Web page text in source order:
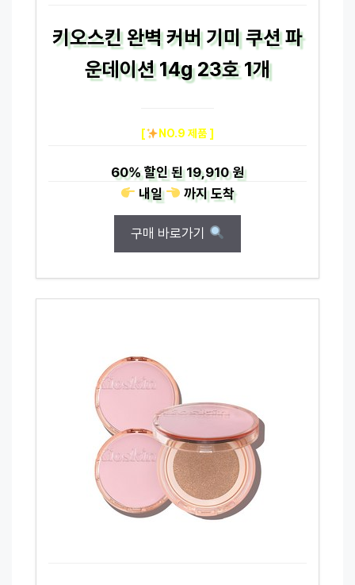
키오스킨 완벽 커버 기미 쿠션 파
운데이션 14g 23호 1개
[ NO.9 제품 ]
60%할인 된19,910 원
내일
까지도착
구매 바로가기